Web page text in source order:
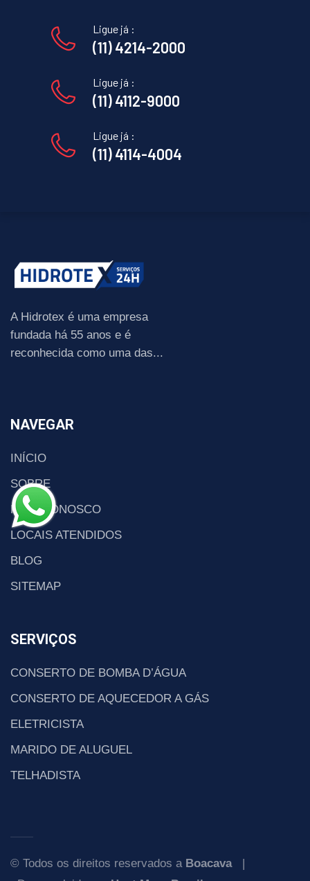
Ligue já :
(11) 4214-2000
Ligue já :
(11) 4112-9000
Ligue já :
(11) 4114-4004
A Hidrotex é uma empresa
fundada há 55 anos e é
reconhecida como uma das...
NAVEGAR
INÍCIO
SOBRE
FALE CONOSCO
LOCAIS ATENDIDOS
BLOG
SITEMAP
SERVIÇOS
CONSERTO DE BOMBA D’ÁGUA
CONSERTO DE AQUECEDOR A GÁS
ELETRICISTA
MARIDO DE ALUGUEL
TELHADISTA
© Todos os direitos reservados a Boacava|